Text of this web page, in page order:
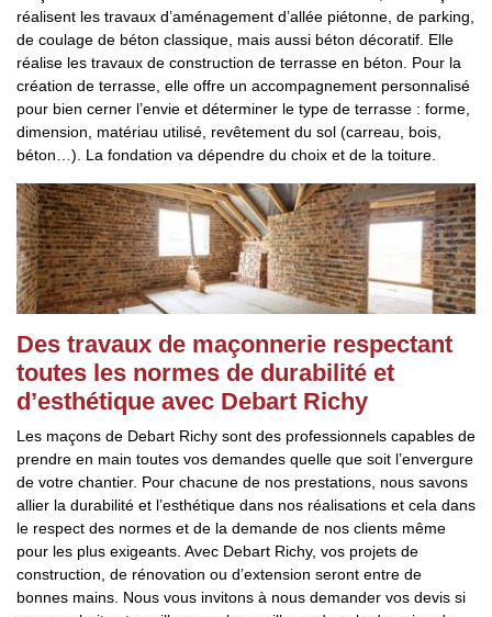
réalisent les travaux d’aménagement d’allée piétonne, de parking,
de coulage de béton classique, mais aussi béton décoratif. Elle
réalise les travaux de construction de terrasse en béton. Pour la
création de terrasse, elle offre un accompagnement personnalisé
pour bien cerner l’envie et déterminer le type de terrasse : forme,
dimension, matériau utilisé, revêtement du sol (carreau, bois,
béton…). La fondation va dépendre du choix et de la toiture.
Des travaux de maçonnerie respectant
toutes les normes de durabilité et
d’esthétique avec Debart Richy
Les maçons de Debart Richy sont des professionnels capables de
prendre en main toutes vos demandes quelle que soit l’envergure
de votre chantier. Pour chacune de nos prestations, nous savons
allier la durabilité et l’esthétique dans nos réalisations et cela dans
le respect des normes et de la demande de nos clients même
pour les plus exigeants. Avec Debart Richy, vos projets de
construction, de rénovation ou d’extension seront entre de
bonnes mains. Nous vous invitons à nous demander vos devis si